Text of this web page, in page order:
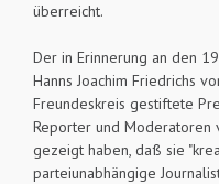
überreicht.
Der in Erinnerung an den
Hanns Joachim Friedrichs
Freundeskreis gestiftete
Reporter und Moderatoren
gezeigt haben, daß sie
parteiunabhängige